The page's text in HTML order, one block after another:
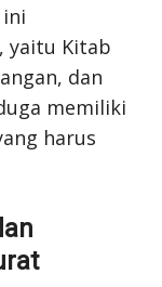
yaitu Kitab
dan
memiliki
harus